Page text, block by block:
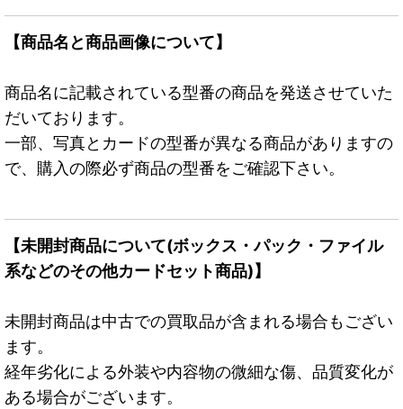
【商品名と商品画像について】
商品名に記載されている型番の商品を発送させていた
だいております。
一部、写真とカードの型番が異なる商品がありますの
で、購入の際必ず商品の型番をご確認下さい。
【未開封商品について(ボックス・パック・ファイル
系などのその他カードセット商品)】
未開封商品は中古での買取品が含まれる場合もござい
ます。
経年劣化による外装や内容物の微細な傷、品質変化が
ある場合がございます。